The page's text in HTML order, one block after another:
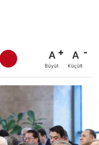
A
Büyüt
A
Küçült